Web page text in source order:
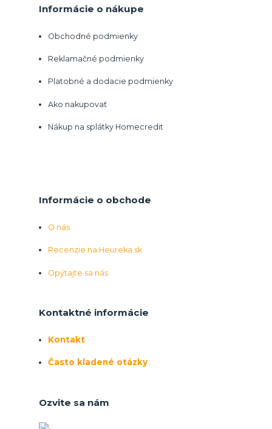
Informácie o nákupe
Obchodné podmienky
Reklamačné podmienky
Platobné a dodacie podmienky
Ako nakupovať
Nákup na splátky Homecredit
Informácie o obchode
O nás
Recenzie na Heureka.sk
Opýtajte sa nás
Kontaktné informácie
Kontakt
Často kladené otázky
Ozvite sa nám